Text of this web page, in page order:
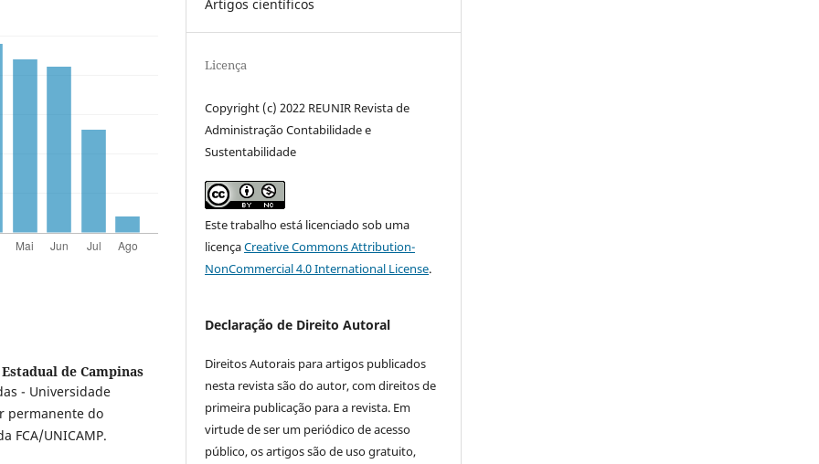
de Campinas
- Universidade
permanente do
FCA/UNICAMP.
Artigos científicos
Licença
Copyright (c) 2022 REUNIR Revista de
Administração Contabilidade e
Sustentabilidade
Este trabalho está licenciado sob uma
licençaCreative Commons Attribution-
NonCommercial 4.0 International License.
Declaração de Direito Autoral
Direitos Autorais para artigos publicados
nesta revista são do autor, com direitos de
primeira publicação para a revista. Em
virtude de ser um periódico de acesso
público, os artigos são de uso gratuito,